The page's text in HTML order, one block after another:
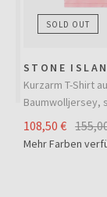
SOLD OUT
STONE
Kurzarm T-Shirt
Baumwolljersey,
108,50 €
Mehr Farben